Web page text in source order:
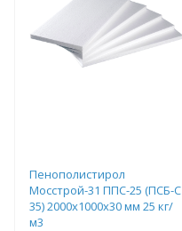
Пенополистирол
Мосстрой-31 ППС-25 (ПСБ-С
35) 2000х1000х30 мм 25 кг/
м3